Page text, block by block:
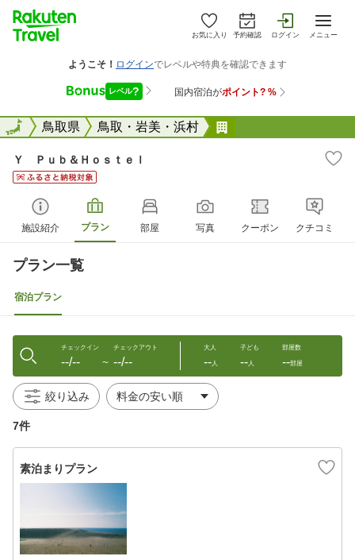
お気に入り 予約確認 ログイン メニュー
全国鳥取県 鳥取・岩美・浜村
全国
Ｙ Ｐｕｂ＆Ｈｏｓｔｅｌ
施設紹介 プラン 部屋 写真 クーポン クチコミ
プラン一覧
宿泊プラン
チェックイン
--/-- 〜
チェックアウト
--/--
大人
--人
子ども
--人
部屋数
--部屋
絞り込み
7件
素泊まりプラン